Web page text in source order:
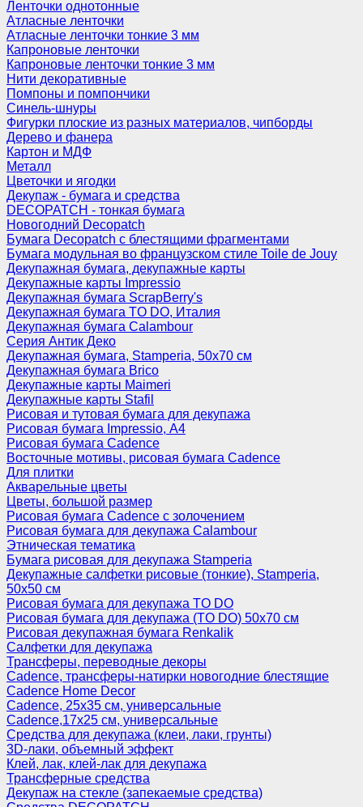
Ленточки однотонные
Атласные ленточки
Атласные ленточки тонкие 3 мм
Капроновые ленточки
Капроновые ленточки тонкие 3 мм
Нити декоративные
Помпоны и помпончики
Синель-шнуры
Фигурки плоские из разных материалов, чипборды
Дерево и фанера
Картон и МДФ
Металл
Цветочки и ягодки
Декупаж - бумага и средства
DECOPATCH - тонкая бумага
Новогодний Decopatch
Бумага Decopatch с блестящими фрагментами
Бумага модульная во французском стиле Toile de Jouy
Декупажная бумага, декупажные карты
Декупажные карты Impressio
Декупажная бумага ScrapBerry's
Декупажная бумага TO DO, Италия
Декупажная бумага Calambour
Серия Антик Деко
Декупажная бумага, Stamperia, 50х70 см
Декупажная бумага Brico
Декупажные карты Maimeri
Декупажные карты Stafil
Рисовая и тутовая бумага для декупажа
Рисовая бумага Impressio, А4
Рисовая бумага Cadence
Восточные мотивы, рисовая бумага Cadence
Для плитки
Акварельные цветы
Цветы, большой размер
Рисовая бумага Cadence c золочением
Рисовая бумага для декупажа Calambour
Этническая тематика
Бумага рисовая для декупажа Stamperia
Декупажные салфетки рисовые (тонкие), Stamperia,
50х50 см
Рисовая бумага для декупажа TO DO
Рисовая бумага для декупажа (TO DO) 50х70 см
Рисовая декупажная бумага Renkalik
Салфетки для декупажа
Трансферы, переводные декоры
Cadence, трансферы-натирки новогодние блестящие
Cadence Home Decor
Cadence, 25х35 см, универсальные
Cadence,17х25 см, универсальные
Средства для декупажа (клеи, лаки, грунты)
3D-лаки, объемный эффект
Клей, лак, клей-лак для декупажа
Трансферные средства
Декупаж на стекле (запекаемые средства)